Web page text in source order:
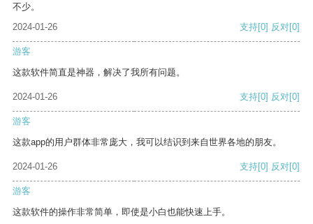
不少。
2024-01-26
支持[0] 反对[0]
游客
这款软件简直是神器，解决了我所有问题。
2024-01-26 支持[0] 反对[0]
游客
这款app的用户群体非常庞大，我可以结识到来自世界各地的朋友。
2024-01-26 支持[0] 反对[0]
游客
这款软件的操作非常简单，即使是小白也能快速上手。